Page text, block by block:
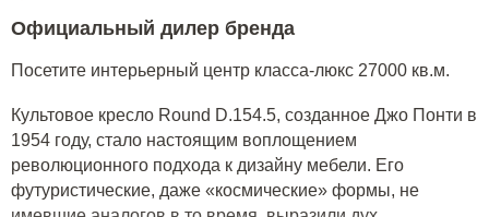
Официальный дилер бренда
Посетите интерьерный центр класса-люкс 27000 кв.м.
Культовое кресло Round D.154.5, созданное Джо Понти в
1954 году, стало настоящим воплощением
революционного подхода к дизайну мебели. Его
футуристические, даже «космические» формы, не